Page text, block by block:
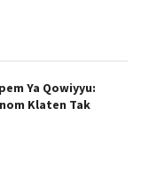
Ya Qowiyyu:
Klaten Tak